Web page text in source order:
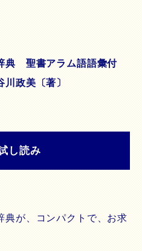
典 聖書アラム語語彙付
政美〔著〕
し読み
典が、コンパクトで、お求